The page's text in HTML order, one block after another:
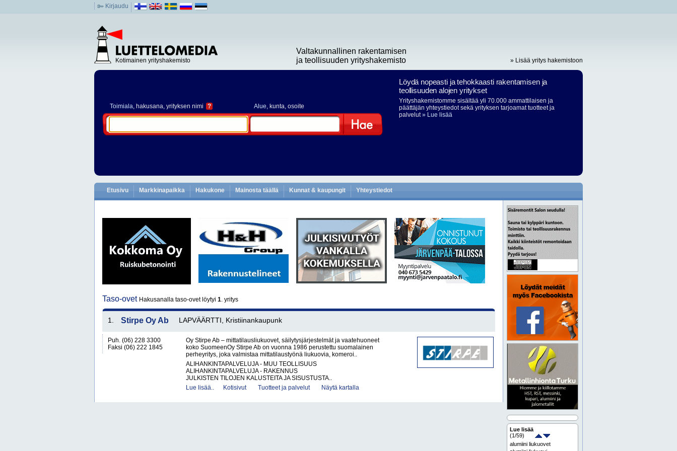
Kirjaudu
Kotimainen yrityshakemisto
Valtakunnallinen rakentamisen
ja teollisuuden yrityshakemisto
» Lisää yritys hakemistoon
Toimiala, hakusana, yrityksen nimi ? Alue, kunta, osoite
Löydä nopeasti ja tehokkaasti rakentamisen ja
teollisuuden alojen yritykset
Yrityshakemistomme sisältää yli 70.000 ammattilaisen ja
päättäjän yhteystiedot sekä yrityksen tarjoamat tuotteet ja
palvelut» Lue lisää
Etusivu Markkinapaikka Hakukone Mainosta täällä Kunnat & kaupungit Yhteystiedot
Taso-ovet Hakusanalla taso-ovet löytyi 1. yritys
1. Stirpe Oy Ab LAPVÄÄRTTI, Kristiinankaupunk
Puh. (06) 228 3300
Faksi (06) 222 1845
Oy Stirpe Ab – mittatilausliukuovet, säilytysjärjestelmät ja vaatehuoneet
koko SuomeenOy Stirpe Ab on vuonna 1986 perustettu suomalainen
perheyritys, joka valmistaa mittatilaustyönä liukuovia, komeroi..
ALIHANKINTAPALVELUJA - MUU TEOLLISUUS
ALIHANKINTAPALVELUJA - RAKENNUS
JULKISTEN TILOJEN KALUSTEITA JA SISUSTUSTA..
Lue lisää..
Kotisivut Tuotteet ja palvelut Näytä kartalla
Lue lisää
(1/59)
alumiini liukuovet